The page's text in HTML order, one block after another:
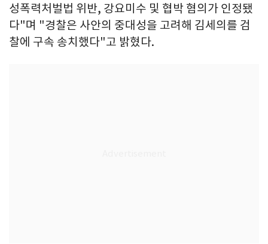
성폭력처벌법 위반, 강요미수 및 협박 혐의가 인정됐
다"며 "경찰은 사안의 중대성을 고려해 김세의를 검
찰에 구속 송치했다"고 밝혔다.